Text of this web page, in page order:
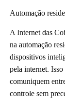
Automação
A Internet das
na automação
dispositivos
pela internet.
comuniquem
controle sem